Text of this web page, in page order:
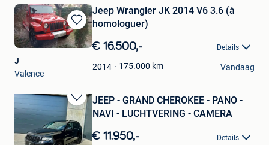
Bewaren
in
Favorieten
Jeep Wrangler JK 2014 V6 3.6 (à
homologuer)
€ 16.500,- Details
2014 175.000 km
J
Valence
Vandaag
Bewaren
in
Mijn
Favorieten
JEEP - GRAND CHEROKEE - PANO -
NAVI - LUCHTVERING - CAMERA
€ 11.950,- Details